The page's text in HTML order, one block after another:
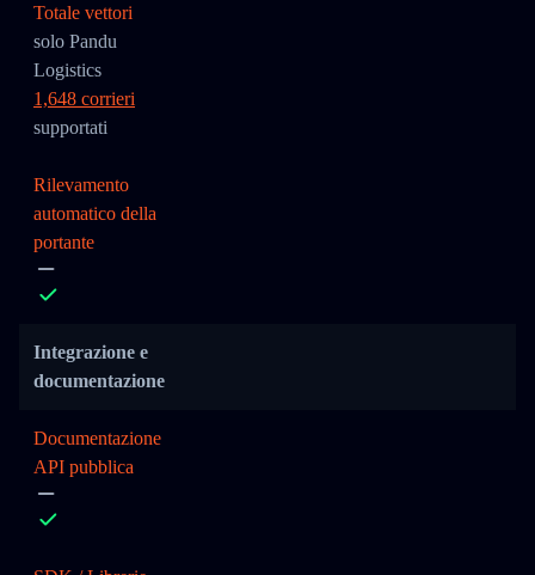
Totale vettori
solo Pandu
Logistics
1,648 corrieri
supportati
Rilevamento
automatico della
portante
Integrazione e
documentazione
Documentazione
API pubblica